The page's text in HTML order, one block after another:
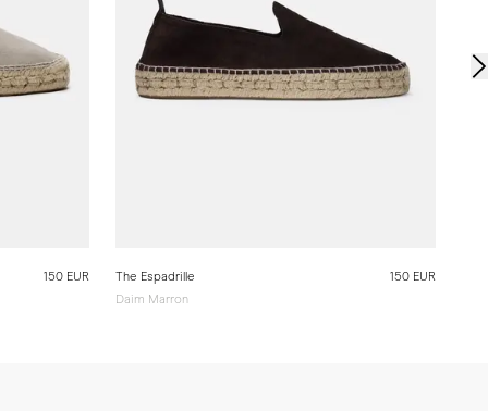
150 EUR
The Espadrille
Daim Marron
150 EUR